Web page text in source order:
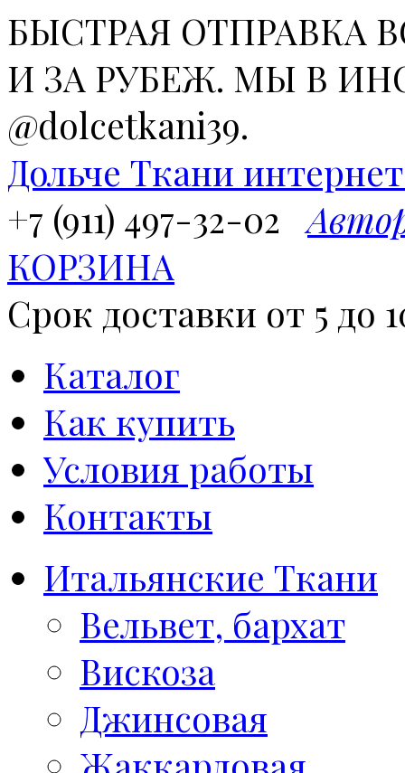
БЫСТРАЯ ОТПРАВКА
И ЗА РУБЕЖ. МЫ В
@dolcetkani39.
Дольче Ткани
+7 (911) 497-32-02
КОРЗИНА
Срок доставки от 5 до
Каталог
Как купить
Условия работы
Контакты
Итальянские Ткани
Вельвет, бархат
Вискоза
Джинсовая